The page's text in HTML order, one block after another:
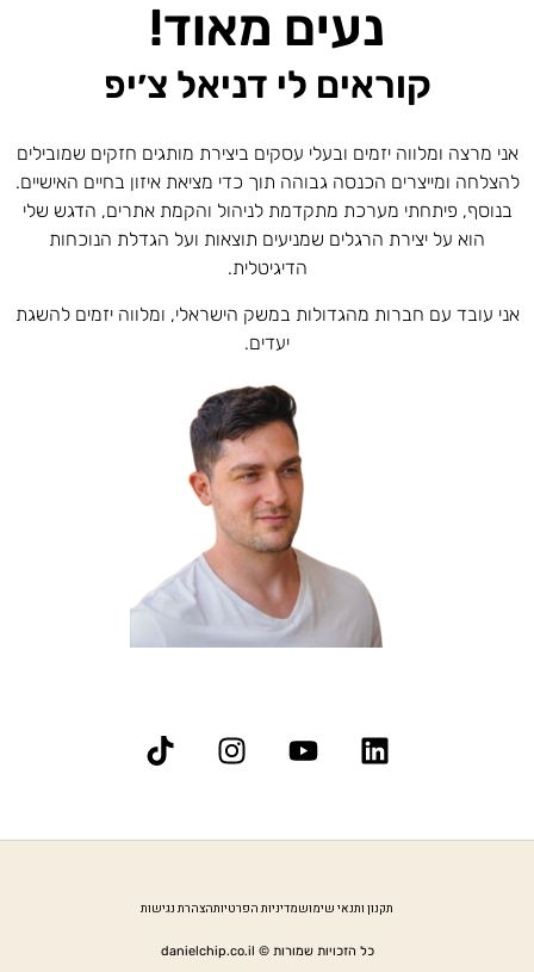
נעים מאוד!
קוראים לי דניאל צ׳יפ
אני מרצה ומלווה יזמים ובעלי עסקים ביצירת מותגים חזקים שמובילים
להצלחה ומייצרים הכנסה גבוהה תוך כדי מציאת איזון בחיים האישיים.
בנוסף, פיתחתי מערכת מתקדמת לניהול והקמת אתרים, הדגש שלי
הוא על יצירת הרגלים שמניעים תוצאות ועל הגדלת הנוכחות
הדיגיטלית.
אני עובד עם חברות מהגדולות במשק הישראלי, ומלווה יזמים להשגת
יעדים.
תקנון ותנאי שימושמדיניות הפרטיותהצהרת נגישות
כל הזכויות שמורות © danielchip.co.il